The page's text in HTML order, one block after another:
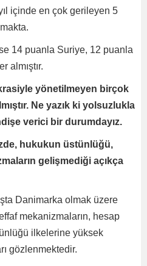
içinde en çok gerileyen 5
14 puanla Suriye, 12 puanla
almıştır.
yönetilmeyen birçok
Ne yazık ki yolsuzlukla
verici bir durumdayız.
hukukun üstünlüğü,
gelişmediği açıkça
Danimarka olmak üzere
mekanizmaların, hesap
ilkelerine yüksek
gözlenmektedir.